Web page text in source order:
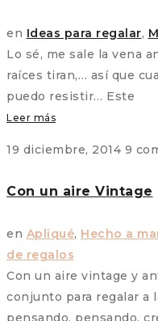
en Ideas para regalar,
Lo sé, me sale la vena
raíces tiran,… así que
puedo resistir… Este
Leer más
19 diciembre, 2014 9
Con un aire Vintage
en Apliqué, Hecho a
de regalos
Con un aire vintage y
conjunto para regalar a
pensando, pensando,